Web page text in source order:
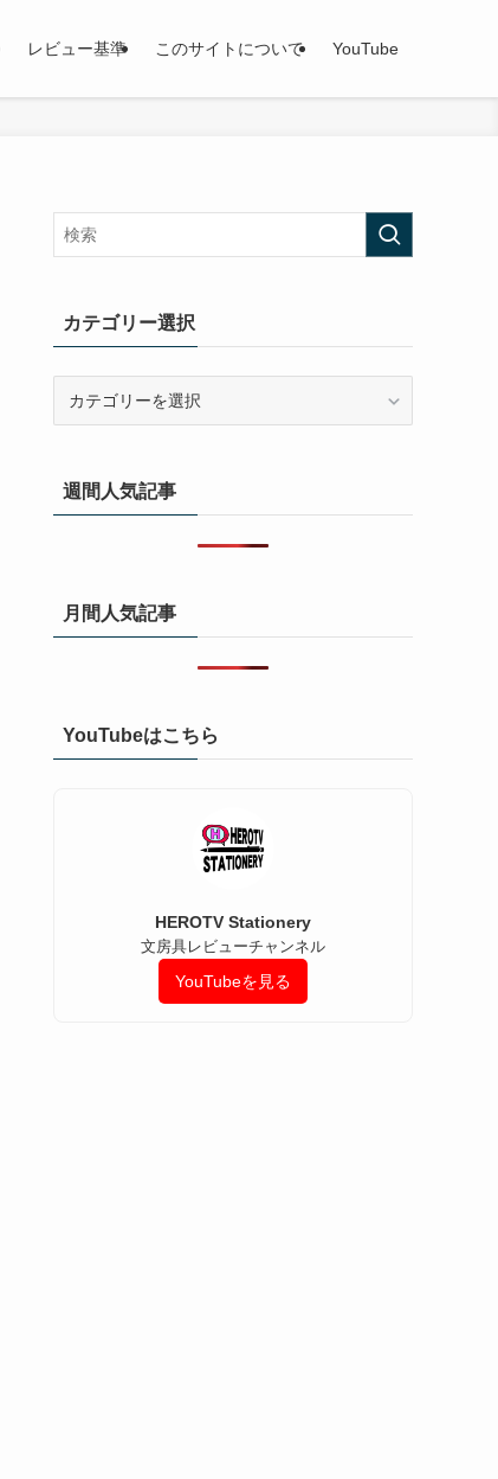
レビュー基準 このサイトについて YouTube
カテゴリー選択
ー
選
週間人気記事
月間人気記事
YouTubeはこちら
HEROTV Stationery
文房具レビューチャンネル
YouTubeを見る